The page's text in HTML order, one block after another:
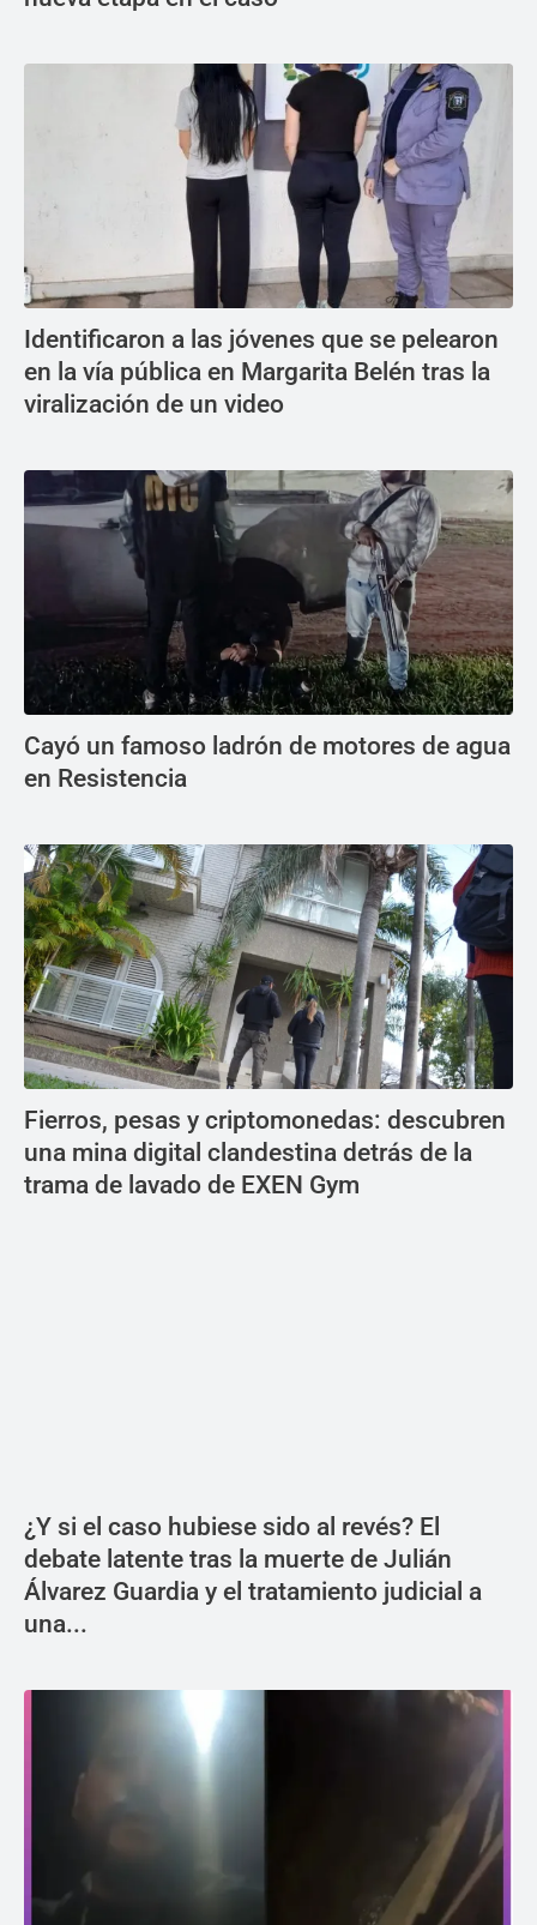
Identificaron a las jóvenes que se pelearon
en la vía pública en Margarita Belén tras la
viralización de un video
Cayó un famoso ladrón de motores de agua
en Resistencia
Fierros, pesas y criptomonedas: descubren
una mina digital clandestina detrás de la
trama de lavado de EXEN Gym
¿Y si el caso hubiese sido al revés? El
debate latente tras la muerte de Julián
Álvarez Guardia y el tratamiento judicial a
una...